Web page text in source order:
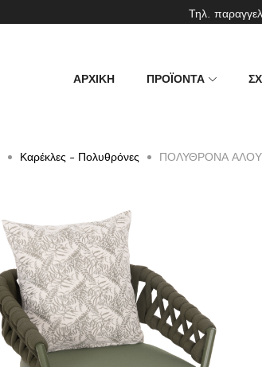
Τηλ.
ΑΡΧΙΚΗ ΠΡΟΪΟΝΤΑ
Καρέκλες - Πολυθρόνες ΠΟΛΥΘΡΟΝΑ